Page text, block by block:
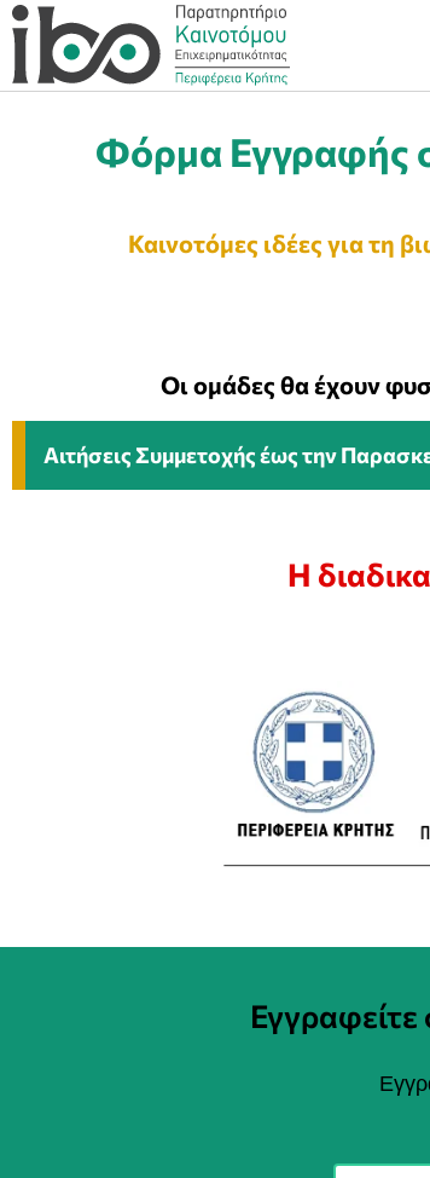
Φόρμα Εγγραφής
Καινοτόμες ιδέες για τη
Οι ομάδες θα έχουν
Αιτήσεις Συμμετοχής έως την
Η